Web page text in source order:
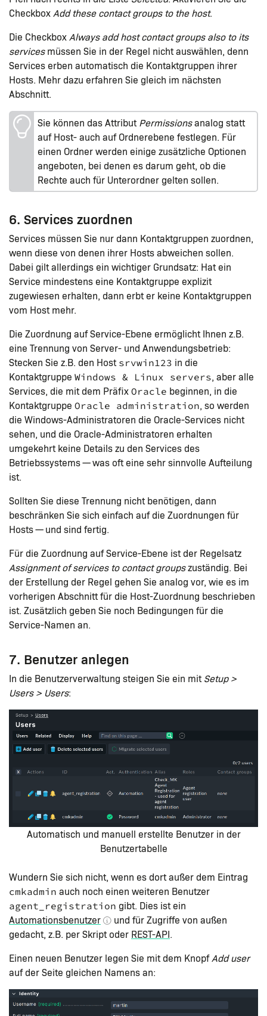
Checkbox Add these contact groups to the host.
Die Checkbox Always add host contact groups also to its
servicesmüssen Sie in der Regel nicht auswählen, denn
Services erben automatisch die Kontaktgruppen ihrer
Hosts. Mehr dazu erfahren Sie gleich im nächsten
Abschnitt.
Sie können das Attribut Permissionsanalog statt
auf Host- auch auf Ordnerebene festlegen. Für
einen Ordner werden einige zusätzliche Optionen
angeboten, bei denen es darum geht, ob die
Rechte auch für Unterordner gelten sollen.
6. Services zuordnen
Services müssen Sie nur dann Kontaktgruppen zuordnen,
wenn diese von denen ihrer Hosts abweichen sollen.
Dabei gilt allerdings ein wichtiger Grundsatz: Hat ein
Service mindestens eine Kontaktgruppe explizit
zugewiesen erhalten, dann erbt er keine Kontaktgruppen
vom Host mehr.
Die Zuordnung auf Service-Ebene ermöglicht Ihnen z.B.
eine Trennung von Server- und Anwendungsbetrieb:
Stecken Sie z.B. den Host srvwin123 in die
Kontaktgruppe Windows & Linux servers, aber alle
Services, die mit dem Präfix Oracle beginnen, in die
Kontaktgruppe Oracle administration, so werden
die Windows-Administratoren die Oracle-Services nicht
sehen, und die Oracle-Administratoren erhalten
umgekehrt keine Details zu den Services des
Betriebssystems — was oft eine sehr sinnvolle Aufteilung
ist.
Sollten Sie diese Trennung nicht benötigen, dann
beschränken Sie sich einfach auf die Zuordnungen für
Hosts — und sind fertig.
Für die Zuordnung auf Service-Ebene ist der Regelsatz
Assignment of services to contact groupszuständig. Bei
der Erstellung der Regel gehen Sie analog vor, wie es im
vorherigen Abschnitt für die Host-Zuordnung beschrieben
ist. Zusätzlich geben Sie noch Bedingungen für die
Service-Namen an.
7. Benutzer anlegen
In die Benutzerverwaltung steigen Sie ein mit Setup >
Users > Users:
Automatisch und manuell erstellte Benutzer in der
Benutzertabelle
Wundern Sie sich nicht, wenn es dort außer dem Eintrag
cmkadmin auch noch einen weiteren Benutzer
agent_registration gibt. Dies ist ein
Automationsbenutzer
und für Zugriffe von außen
gedacht, z.B. per Skript oder REST-API.
Einen neuen Benutzer legen Sie mit dem KnopfAdd user
auf der Seite gleichen Namens an: